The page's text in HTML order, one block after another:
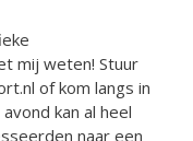
mij weten! Stuur
of kom langs in
kan al heel
naar een